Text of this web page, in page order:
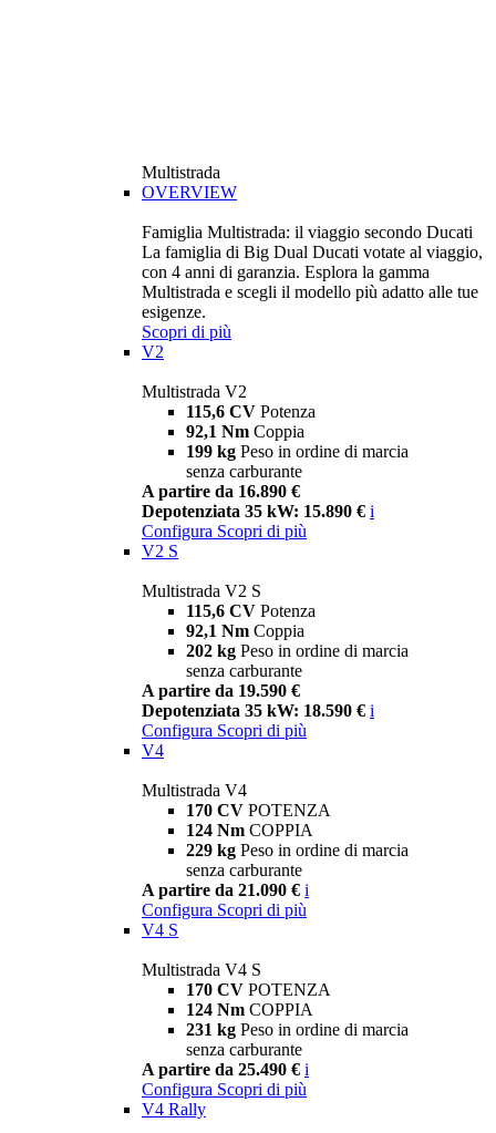
Multistrada
OVERVIEW
Famiglia Multistrada: il viaggio secondo Ducati
La famiglia di Big Dual Ducati votate al viaggio,
con 4 anni di garanzia. Esplora la gamma
Multistrada e scegli il modello più adatto alle tue
esigenze.
Scopri di più
V2
Multistrada V2
115,6 CV Potenza
92,1 Nm Coppia
199 kg Peso in ordine di marcia
senza carburante
A partire da 16.890 €
Depotenziata 35 kW: 15.890 € i
Configura Scopri di più
V2 S
Multistrada V2 S
115,6 CV Potenza
92,1 Nm Coppia
202 kg Peso in ordine di marcia
senza carburante
A partire da 19.590 €
Depotenziata 35 kW: 18.590 € i
Configura Scopri di più
V4
Multistrada V4
170 CV POTENZA
124 Nm COPPIA
229 kg Peso in ordine di marcia
senza carburante
A partire da 21.090 € i
Configura Scopri di più
V4 S
Multistrada V4 S
170 CV POTENZA
124 Nm COPPIA
231 kg Peso in ordine di marcia
senza carburante
A partire da 25.490 € i
Configura Scopri di più
V4 Rally